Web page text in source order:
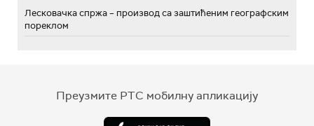
Лесковачка спржа – производ са заштићеним географским
пореклом
Преузмите РТС мобилну апликацију